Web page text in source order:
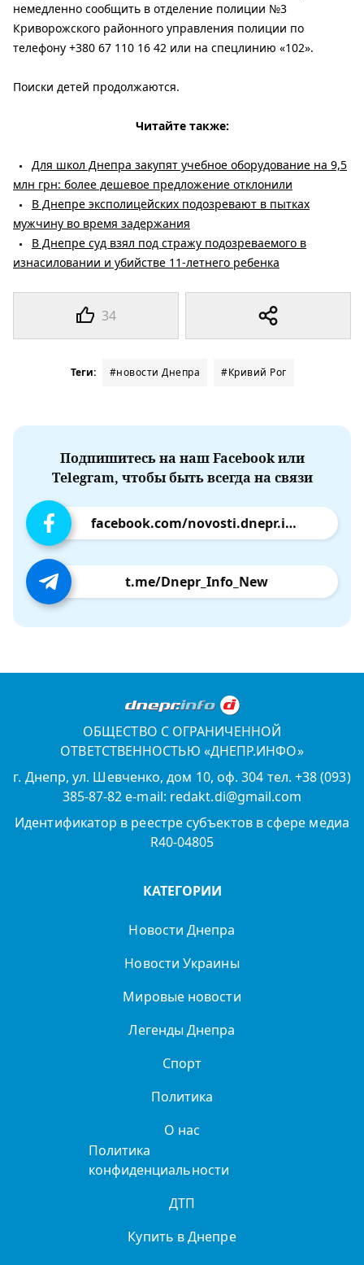
34
немедленно сообщить в отделение полиции №3
Криворожского районного управления полиции по
телефону +380 67 110 16 42 или на спецлинию «102».
Поиски детей продолжаются.
Читайте также:
Для школ Днепра закупят учебное оборудование на 9,5
млн грн: более дешевое предложение отклонили
В Днепре эксполицейских подозревают в пытках
мужчину во время задержания
В Днепре суд взял под стражу подозреваемого в
изнасиловании и убийстве 11-летнего ребенка
Теги: #новости Днепра #Кривий Рог
Подпишитесь на наш Facebook или
Telegram, чтобы быть всегда на связи
facebook.com/novosti.dnepr.info
t.me/Dnepr_Info_New
ОБЩЕСТВО С ОГРАНИЧЕННОЙ
ОТВЕТСТВЕННОСТЬЮ «ДНЕПР.ИНФО»
г. Днепр, ул. Шевченко, дом 10, оф. 304 тел. +38 (093)
385-87-82 e-mail: redakt.di@gmail.com
Идентификатор в реестре субъектов в сфере медиа
R40-04805
КАТЕГОРИИ
Новости Днепра
Новости Украины
Мировые новости
Легенды Днепра
Спорт
Политика
О нас
Политика
конфиденциальности
ДТП
Купить в Днепре